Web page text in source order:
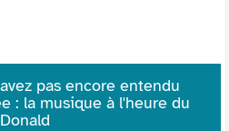
pas encore entendu
: la musique à l'heure du